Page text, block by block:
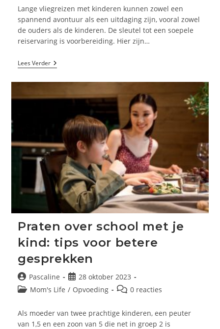
Lange vliegreizen met kinderen kunnen zowel een
spannend avontuur als een uitdaging zijn, vooral zowel
de ouders als de kinderen. De sleutel tot een soepele
reiservaring is voorbereiding. Hier zijn…
Lees VerderEssentials
Voor
Praten over school met je
kind: tips voor betere
gesprekken
Bericht
auteur:
Pascaline
Bericht
gepubliceerd
28 oktober 2023
Berichtcategorie:
Mom's Life / Opvoeding
Bericht0 reacties
Als moeder van twee prachtige kinderen, een peuter
van 1,5 en een zoon van 5 die net in groep 2 is